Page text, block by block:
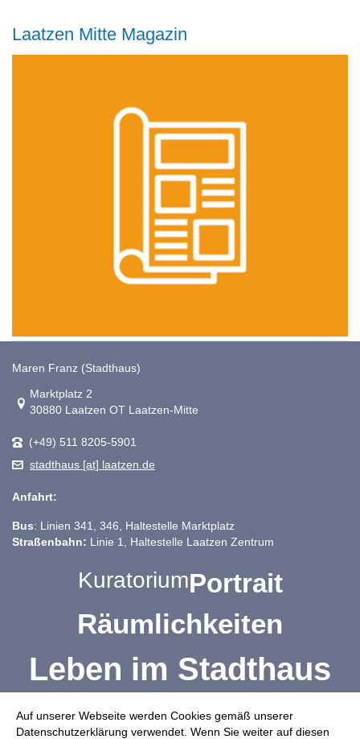
Auf unserer Webseite werden Cookies gemäß unserer
Datenschutzerklärung verwendet. Wenn Sie weiter auf diesen
Laatzen Mitte Magazin
Maren Franz (Stadthaus)
Link zur Google-Maps Navigation
Marktplatz 2
30880 Laatzen OT Laatzen-Mitte
(+49) 511 8205-5901
stadthaus [at] laatzen.de
Anfahrt:
Bus: Linien 341, 346, Haltestelle Marktplatz
Straßenbahn: Linie 1, Haltestelle Laatzen Zentrum
KuratoriumPortrait
Räumlichkeiten
Leben im Stadthaus
Vereine, Verbände, Initiativen